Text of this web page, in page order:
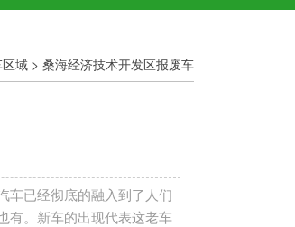
域 > 桑海经济技术开发区报废车
车已经彻底的融入到了人们
有。新车的出现代表这老车